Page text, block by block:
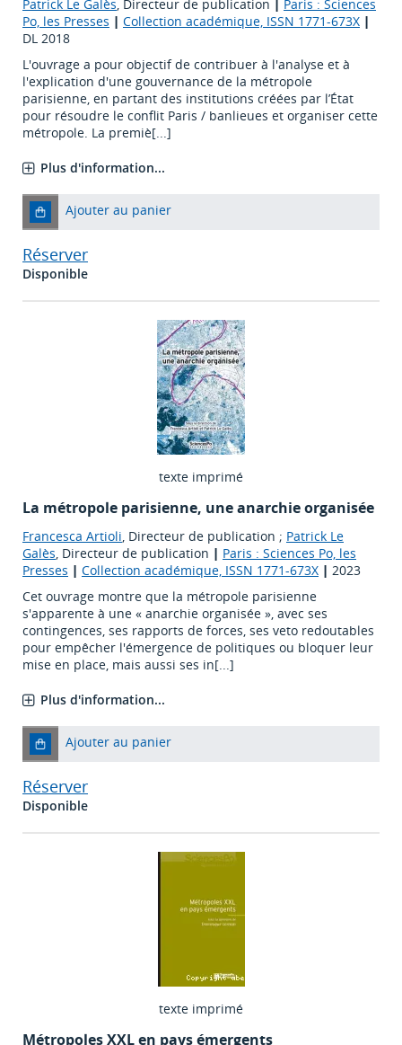
Patrick Le Galès, Directeur de publication | Paris : Sciences
Po, les Presses | Collection académique, ISSN 1771-673X |
DL 2018
L'ouvrage a pour objectif de contribuer à l'analyse et à
l'explication d'une gouvernance de la métropole
parisienne, en partant des institutions créées par l’État
pour résoudre le conflit Paris / banlieues et organiser cette
métropole. La premiè[...]
Plus d'information...
Ajouter au panier
Réserver
Disponible
texte imprimé
La métropole parisienne, une anarchie organisée
Francesca Artioli, Directeur de publication ; Patrick Le
Galès, Directeur de publication | Paris : Sciences Po, les
Presses | Collection académique, ISSN 1771-673X | 2023
Cet ouvrage montre que la métropole parisienne
s'apparente à une « anarchie organisée », avec ses
contingences, ses rapports de forces, ses veto redoutables
pour empêcher l'émergence de politiques ou bloquer leur
mise en place, mais aussi ses in[...]
Plus d'information...
Ajouter au panier
Réserver
Disponible
texte imprimé
Métropoles XXL en pays émergents